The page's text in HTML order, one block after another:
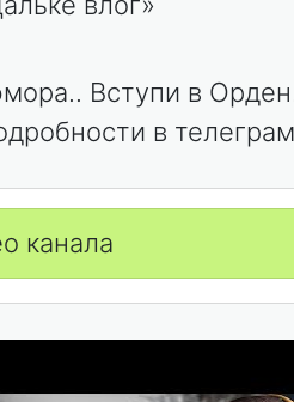
Вступи в
в телеграм
канала